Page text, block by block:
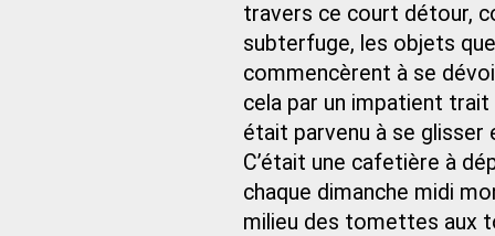
travers ce court détour,
subterfuge, les objets que
commencèrent à se
cela par un impatient
était parvenu à se
C’était une cafetière à
chaque dimanche midi
milieu des tomettes aux